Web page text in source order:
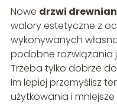
Nowe drzwi
walory estetyczne z
wykonywanych
podobne rozwiązania
Trzeba tylko dobrze
Im lepiej przemyślisz
użytkowania i